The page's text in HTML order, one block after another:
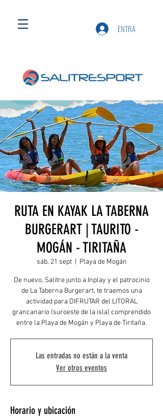
ENTRA
RUTA EN KAYAK LA TABERNA
BURGERART | TAURITO -
MOGÁN - TIRITAÑA
sáb, 21 sept
  |
Playa de Mogán
De nuevo, Salitre junto a Inplay y el patrocinio
de La Taberna Burgerart, te traemos una
actividad para DIFRUTAR del LITORAL
grancanario (suroeste de la isla) comprendido
entre la Playa de Mogán y Playa de Tiritaña.
Las entradas no están a la venta
Ver otros eventos
Horario y ubicación